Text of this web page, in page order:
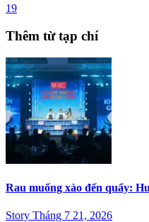
19
Thêm từ tạp chí
Rau muống xào đến quẩy:
Story Tháng 7 21, 2026